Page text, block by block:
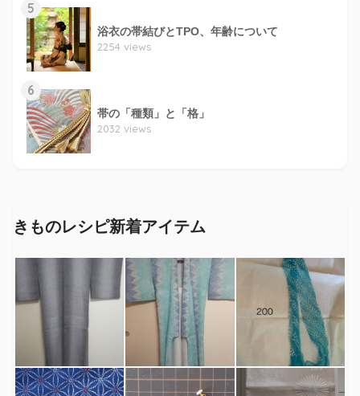
5
浴衣の帯結びとTPO、年齢について
2254 views
6
帯の「種類」と「格」
2032 views
きものレシピ新着アイテム